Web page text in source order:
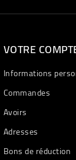
VOTRE
Informations
Commandes
Avoirs
Adresses
Bons de réduction